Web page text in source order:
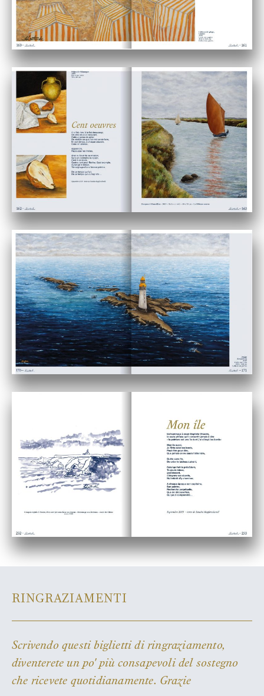
RINGRAZIAMENTI
Scrivendo questi biglietti di ringraziamento,
diventerete un po' più consapevoli del sostegno
che ricevete quotidianamente. Grazie